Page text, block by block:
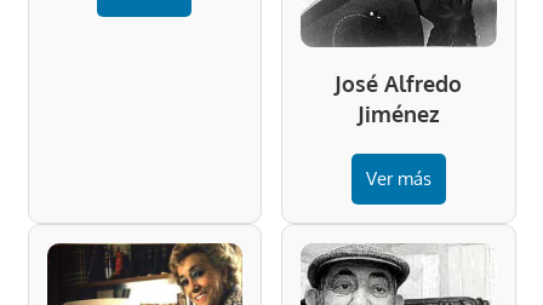
José Alfredo
Jiménez
Ver más